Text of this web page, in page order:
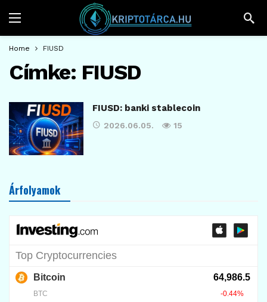
Home FIUSD
Címke: FIUSD
FIUSD: banki stablecoin
2026.06.05. 15
Árfolyamok